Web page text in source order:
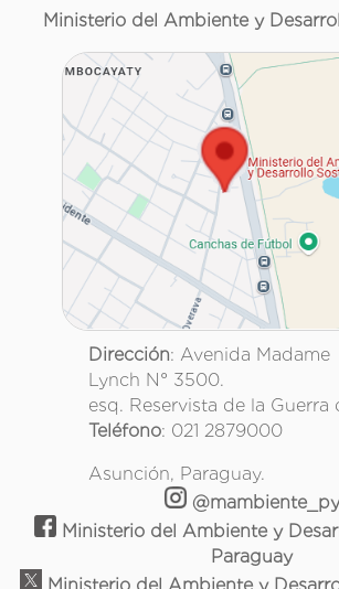
Ministerio del Ambiente y
Dirección: Avenida Madame
Lynch N° 3500.
esq. Reservista de la Guerra
Teléfono: 021 2879000
Asunción, Paraguay.
@mambiente_py
Ministerio del Ambiente y
Paraguay